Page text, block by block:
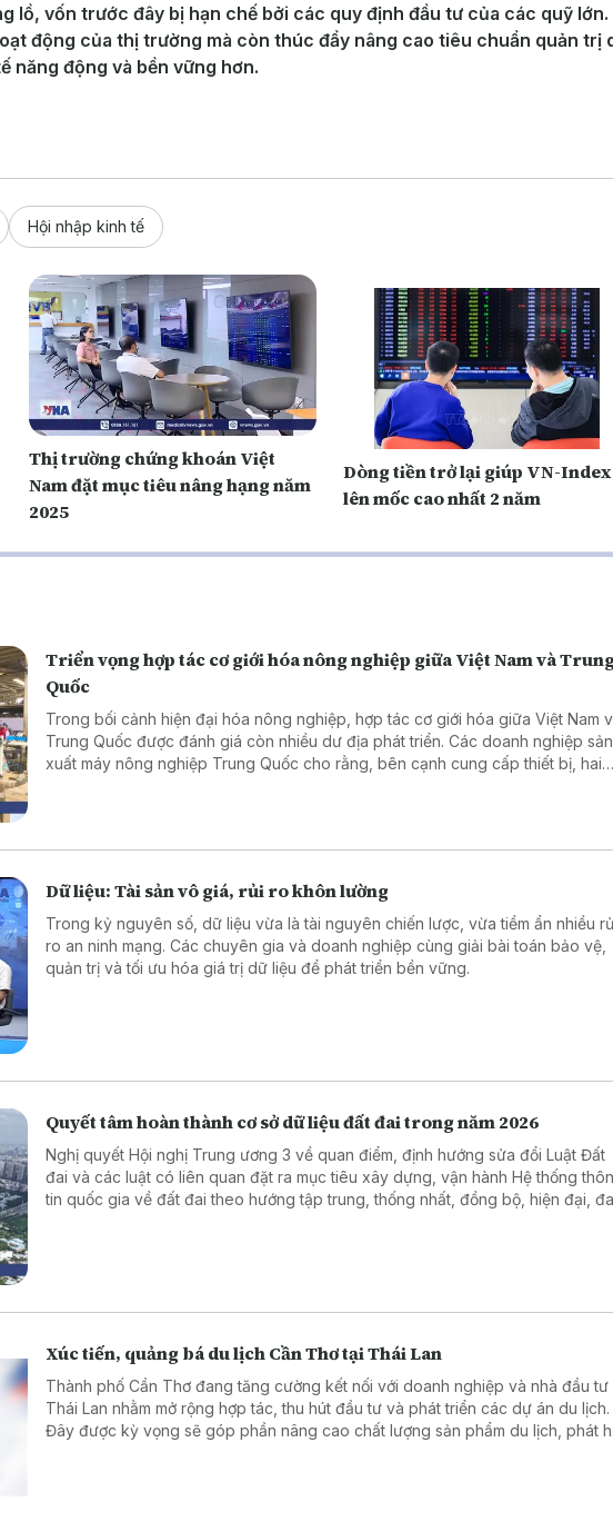
lồ, vốn trước đây bị hạn chế bởi các quy định đầu tư của các quỹ
động của thị trường mà còn thúc đẩy nâng cao tiêu chuẩn quản trị
năng động và bền vững hơn.
Hội nhập kinh tế
Thị trường chứng khoán Việt
Nam đặt mục tiêu nâng hạng năm
2025
Dòng tiền trở lại giúp VN-Index
lên mốc cao nhất 2 năm
Triển vọng hợp tác cơ giới hóa nông nghiệp giữa Việt Nam và Trung
Quốc
Trong bối cảnh hiện đại hóa nông nghiệp, hợp tác cơ giới hóa giữa Việt Nam
Trung Quốc được đánh giá còn nhiều dư địa phát triển. Các doanh nghiệp sản
xuất máy nông nghiệp Trung Quốc cho rằng, bên cạnh cung cấp thiết bị, hai
Dữ liệu: Tài sản vô giá, rủi ro khôn lường
Trong kỷ nguyên số, dữ liệu vừa là tài nguyên chiến lược, vừa tiềm ẩn nhiều
ro an ninh mạng. Các chuyên gia và doanh nghiệp cùng giải bài toán bảo vệ,
quản trị và tối ưu hóa giá trị dữ liệu để phát triển bền vững.
Quyết tâm hoàn thành cơ sở dữ liệu đất đai trong năm 2026
Nghị quyết Hội nghị Trung ương 3 về quan điểm, định hướng sửa đổi Luật Đất
đai và các luật có liên quan đặt ra mục tiêu xây dựng, vận hành Hệ thống
tin quốc gia về đất đai theo hướng tập trung, thống nhất, đồng bộ, hiện đại, đa
Quyết tâm hoàn thành cơ sở dữ liệu đất đai trong năm 2026 đang được các
Xúc tiến, quảng bá du lịch Cần Thơ tại Thái Lan
Thành phố Cần Thơ đang tăng cường kết nối với doanh nghiệp và nhà đầu tư
Thái Lan nhằm mở rộng hợp tác, thu hút đầu tư và phát triển các dự án du lịch.
Đây được kỳ vọng sẽ góp phần nâng cao chất lượng sản phẩm du lịch, phát